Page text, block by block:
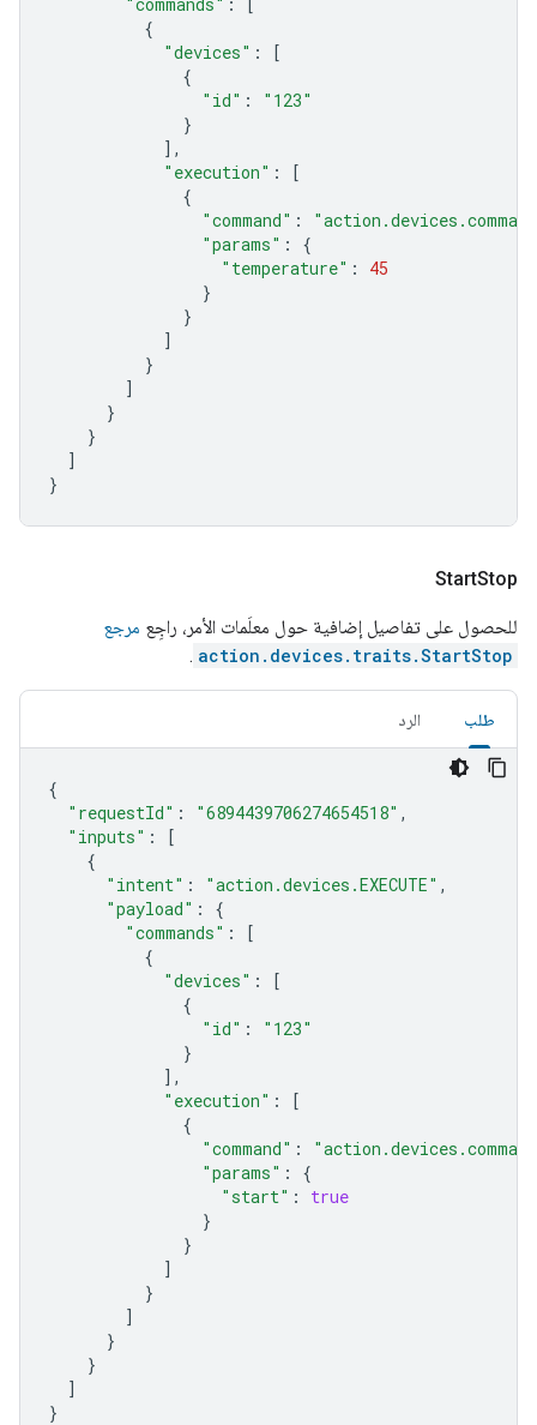
{
"devices" :
[
{
"id" :
"123"
}
],
"execution" :
[
{
"command" :
"params" :
{
"temperature" :
45
}
}
]
}
]
}
}
]
}
StartStop
للحصول على تفاصيل إضافية حول معلَمات الأمر، راجِع مرجع
action.devices.traits.StartStop
.
طلب الرد
{
"requestId" : "6894439706274654518" ,
"inputs" :
[
{
"intent" : "action.devices.EXECUTE" ,
"payload" :
{
"commands" :
[
{
"devices" :
[
{
"id" :
"123"
}
],
"execution" :
[
{
"command" :
"params" :
{
"start" :
true
}
}
]
}
]
}
}
]
}